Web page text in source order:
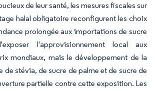
de leur santé, les mesures fiscales sur
halal obligatoire reconfigurent les choix
prolongée aux importations de sucre
l'approvisionnement local aux
mondiaux, mais le développement de la
de stévia, de sucre de palme et de sucre de
partielle contre cette exposition. Les